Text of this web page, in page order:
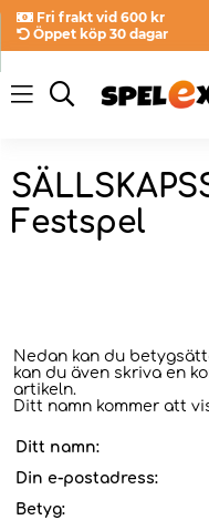
Fri frakt vid 600 kr
Öppet köp 30 dagar
Festspel
Nedan kan du
kan du även skriva en
artikeln.
Ditt namn kommer att
Ditt namn:
Din e-postadress:
Betyg: